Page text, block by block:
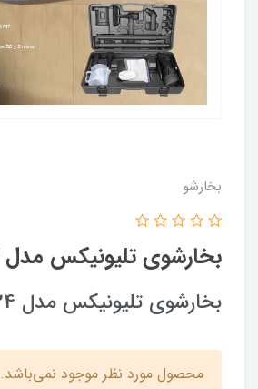
بخارشو
بخارشوی تلیونیکس مدل TSC4924
بخارشوی تلیونیکس مدل TSC4924
محصول مورد نظر موجود نمی‌باشد.